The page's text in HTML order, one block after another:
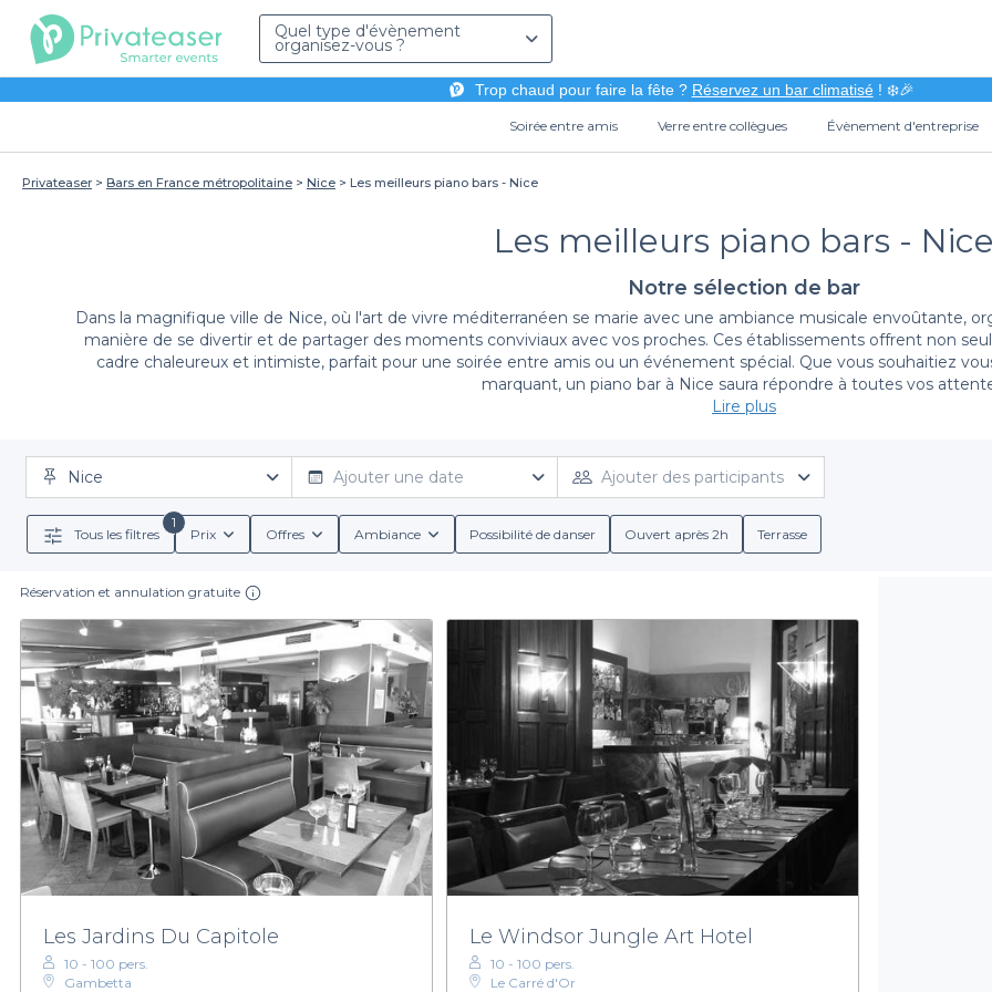
Quel type d'évènement
organisez-vous ?
Trop chaud pour faire la fête ? Réservez un bar climatisé! ❄️🎉
Soirée entre amis Verre entre collègues Évènement d'entreprise
Privateaser Bars en France métropolitaine Nice Les meilleurs piano bars - Nice
Les meilleurs piano bars - Nice
Notre sélection de bar
Dans la magnifique ville de Nice, où l'art de vivre méditerranéen se marie avec une ambiance musicale envoûtante,
manière de se divertir et de partager des moments conviviaux avec vos proches. Ces établissements offrent non
cadre chaleureux et intimiste, parfait pour une soirée entre amis ou un événement spécial. Que vous souhaitiez
marquant, un piano bar à Nice saura répondre à toutes vos
Avec Privateaser, organiser votre soirée dans l'un des meilleurs piano bars de Nice devient un jeu d'enfant.
d'établissements où vous pourrez apprécier la musique tout en savourant des boissons délicieuses. Que vous soyez
ou d'un lieu plus festif, nous avons ce qu'il vous faut.
de boissons. Vous pourrez ainsi personnaliser votre expérience selon vos préférences et celles de vos invités. La
Une expérience mémorable à portée de clic
Rien de plus simple que de réserver votre piano bar à Nice avec Privateaser. En quelques clics, vous pourrez
ambiances et choisir le lieu qui correspondra parfaitement à votre événement. Imaginez-vous, cocktail à la main,
en partageant des rires avec vos amis. Ça ne donne-t-il pas envie ?
Prenez le temps de parcourir notre plateforme pour découvrir les meilleurs piano bars de Nice et lancez-vous dans
Lire plus
Nice Ajouter une date Ajouter des participants
Tous les filtres
1
Prix Offres Ambiance Possibilité de danser Ouvert après 2h Terrasse
Réservation et annulation gratuite
Les Jardins Du Capitole
10 - 100 pers.
Gambetta
Le Windsor Jungle Art Hotel
10 - 100 pers.
Le Carré d'Or